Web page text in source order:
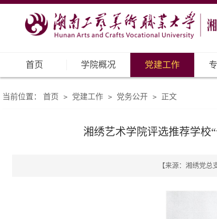
首页 学院概况 党建工作
当前位置： 首页 > 党建工作 > 党务公开 > 正文
湘绣艺术学院评选推荐学校
【来源：湘绣党